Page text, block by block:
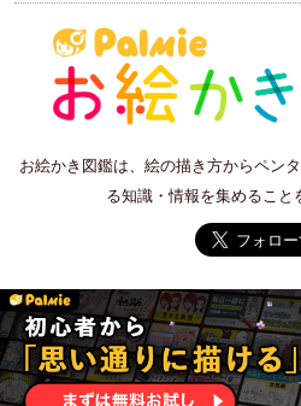
お絵かき図鑑は、絵の描き方からペン
る知識・情報を集めること